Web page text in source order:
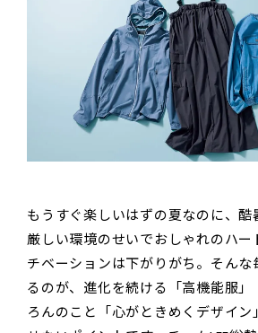
もうすぐ楽しいはずの夏なのに、
厳しい環境のせいでおしゃれのハー
チベーションは下がりがち。そんな
るのが、進化を続ける「高機能服
ろんのこと「心がときめくデザイ